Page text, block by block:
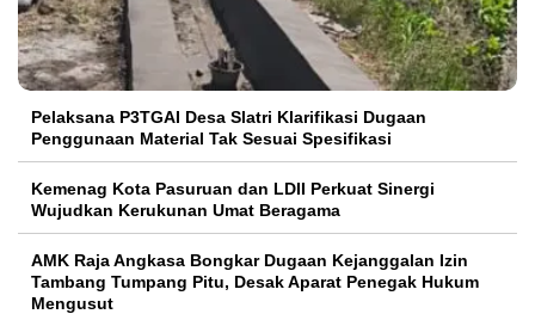
Pelaksana P3TGAI Desa Slatri Klarifikasi Dugaan
Penggunaan Material Tak Sesuai Spesifikasi
Kemenag Kota Pasuruan dan LDII Perkuat Sinergi
Wujudkan Kerukunan Umat Beragama
AMK Raja Angkasa Bongkar Dugaan Kejanggalan Izin
Tambang Tumpang Pitu, Desak Aparat Penegak Hukum
Mengusut